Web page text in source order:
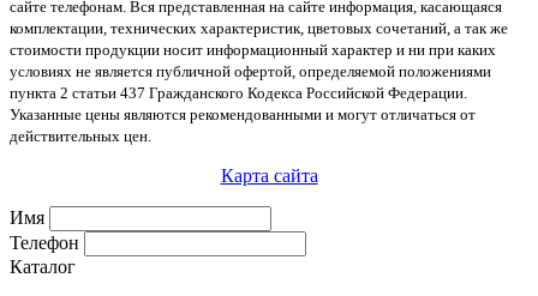
сайте телефонам. Вся представленная на сайте информация, касающаяся
комплектации, технических характеристик, цветовых сочетаний, а так же
стоимости продукции носит информационный характер и ни при каких
условиях не является публичной офертой, определяемой положениями
пункта 2 статьи 437 Гражданского Кодекса Российской Федерации.
Указанные цены являются рекомендованными и могут отличаться от
действительных цен.
Карта сайта
Имя
Телефон
Каталог